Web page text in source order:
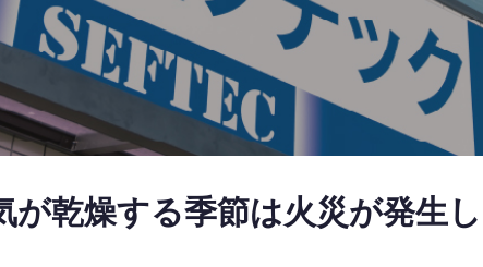
乾燥する季節は火災が発生し